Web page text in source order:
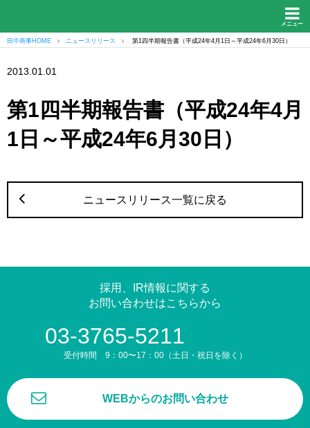
メニュー
田中商事HOME ニュースリリース 第1四半期報告書（平成24年4月1日～平成24年6月30日）
2013.01.01
第1四半期報告書（平成24年4月
1日～平成24年6月30日）
ニュースリリース一覧に戻る
採用、IR情報に関する
お問い合わせはこちらから
03-3765-5211
受付時間 9：00〜17：00（土日・祝日を除く）
WEBからのお問い合わせ